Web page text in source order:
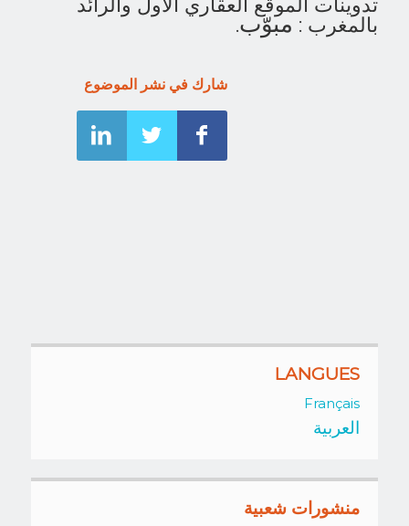
بالمغرب : مبوّب.
شارك في نشر الموضوع
LANGUES
Français
العربية
منشورات شعبية